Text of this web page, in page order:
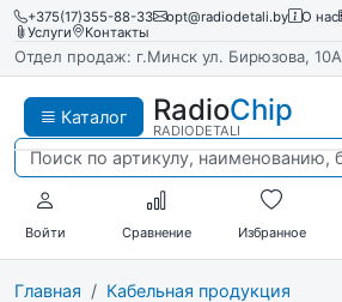
+375(17)355-88-33 opt@radiodetali.by О нас
Услуги
Контакты
Отдел продаж: г.Минск ул. Бирюзова, 10А
Каталог RadioChip
RADIODETALI
Войти Сравнение Избранное
Главная
Кабельная продукция